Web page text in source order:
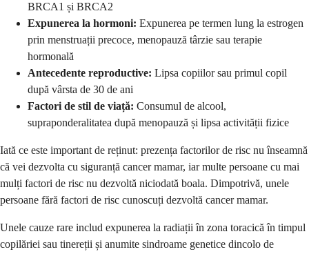
BRCA1 și BRCA2
Expunerea la hormoni: Expunerea pe termen lung la estrogen
prin menstruații precoce, menopauză târzie sau terapie
hormonală
Antecedente reproductive: Lipsa copiilor sau primul copil
după vârsta de 30 de ani
Factori de stil de viață: Consumul de alcool,
supraponderalitatea după menopauză și lipsa activității fizice
Iată ce este important de reținut: prezența factorilor de risc nu înseamnă
că vei dezvolta cu siguranță cancer mamar, iar multe persoane cu mai
mulți factori de risc nu dezvoltă niciodată boala. Dimpotrivă, unele
persoane fără factori de risc cunoscuți dezvoltă cancer mamar.
Unele cauze rare includ expunerea la radiații în zona toracică în timpul
copilăriei sau tinereții și anumite sindroame genetice dincolo de